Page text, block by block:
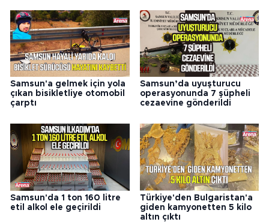
Samsun'a gelmek için yola
çıkan bisikletliye otomobil
çarptı
Samsun’da uyuşturucu
operasyonunda 7 şüpheli
cezaevine gönderildi
Samsun'da 1 ton 160 litre
etil alkol ele geçirildi
Türkiye'den Bulgaristan'a
giden kamyonetten 5 kilo
altın çıktı